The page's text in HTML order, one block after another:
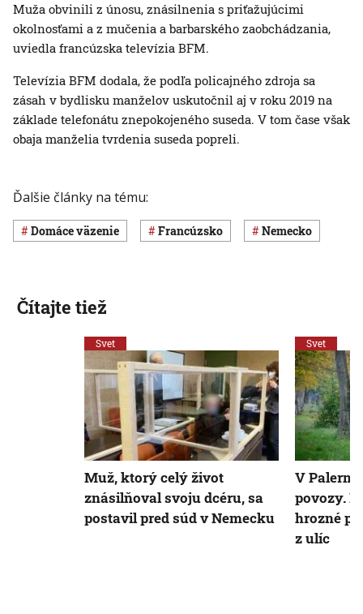
Muža obvinili z únosu, znásilnenia s priťažujúcimi
okolnosťami a z mučenia a barbarského zaobchádzania,
uviedla francúzska televízia BFM.
Televízia BFM dodala, že podľa policajného zdroja sa
zásah v bydlisku manželov uskutočnil aj v roku 2019 na
základe telefonátu znepokojeného suseda. V tom čase však
obaja manželia tvrdenia suseda popreli.
Ďalšie články na tému:
domáce väzenie Francúzsko Nemecko
Čítajte tiež
Svet
Muž, ktorý celý život
znásilňoval svoju dcéru, sa
postavil pred súd v Nemecku
Svet
V
povozy.
hrozné
z ulíc